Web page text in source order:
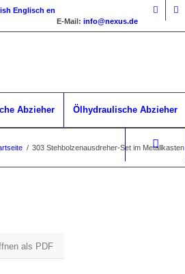
Englisch en
E-Mail: info@nexus.de
Abzieher Ölhydraulische Abzieher
/ 303 Stehbolzenausdreher-Set im Metallkasten
als PDF